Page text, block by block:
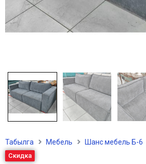
Табылга Мебель Шанс мебель Б-6
Скидка